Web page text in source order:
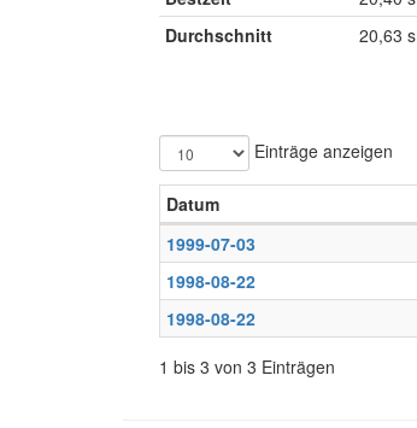
Durchschnitt
20,63 s
Einträge anzeigen
Datum
1999-07-03
1998-08-22
1998-08-22
1 bis 3 von 3 Einträgen